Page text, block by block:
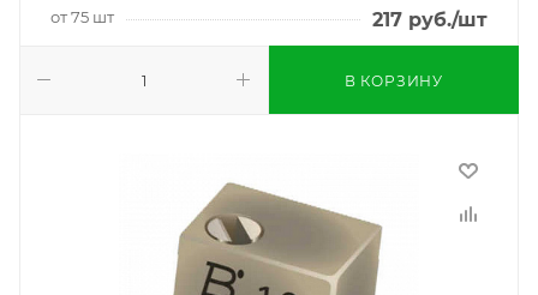
от 75 шт 217 руб./шт
В КОРЗИНУ